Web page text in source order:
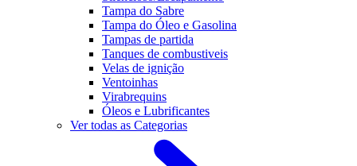
Tampa do Sabre
Tampa do Óleo e Gasolina
Tampas de partida
Tanques de combustiveis
Velas de ignição
Ventoinhas
Virabrequins
Óleos e Lubrificantes
Ver todas as Categorias